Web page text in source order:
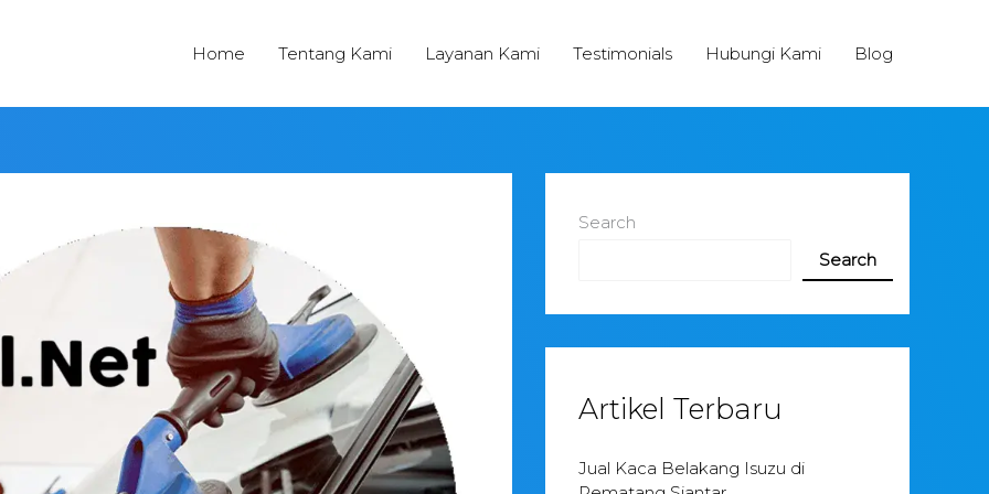
Home Tentang Kami Layanan Kami Testimonials Hubungi Kami Blog
Search
Search
Artikel Terbaru
Jual Kaca Belakang Isuzu di